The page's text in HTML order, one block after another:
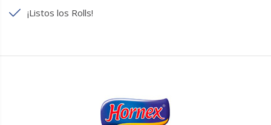
¡Listos los Rolls!